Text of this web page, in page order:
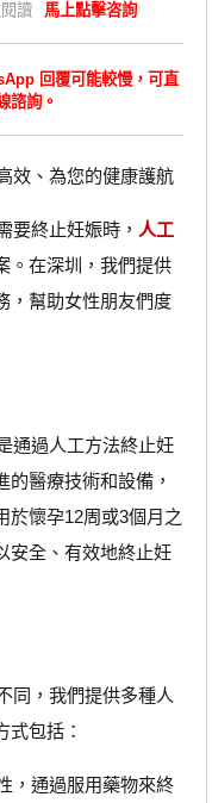
讀 馬上點擊咨詢
回覆可能較慢，可直
諮詢。
效、為您的健康護航
終止妊娠時， 人工
。在深圳，我們提供
，幫助女性朋友們度
過人工方法終止妊
醫療技術和設備，
於懷孕12周或3個月之
安全、有效地終止妊
，我們提供多種人
式包括：
，通過服用藥物來終